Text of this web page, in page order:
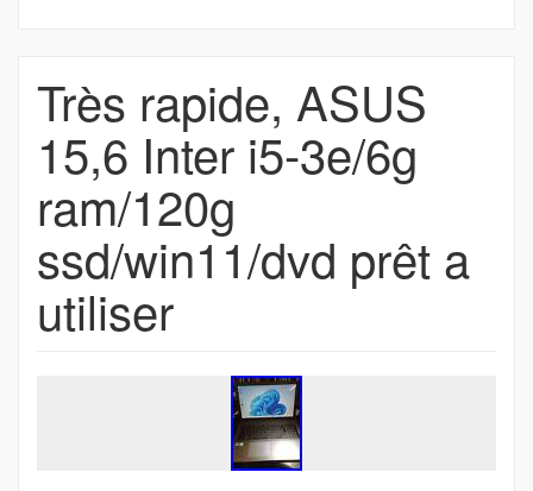
Très rapide, ASUS
15,6 Inter i5-3e/6g
ram/120g
ssd/win11/dvd prêt a
utiliser